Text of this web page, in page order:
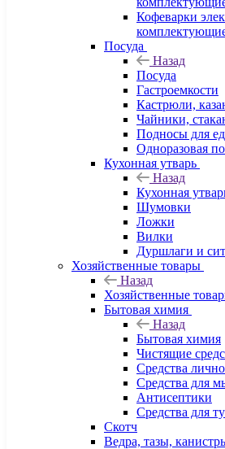
Кофеварки
Посуда
Назад
Посуда
Гастроемкости
Кастрюли,
Чайники,
Подносы для
Одноразовая
Кухонная утварь
Назад
Кухонная
Шумовки
Ложки
Вилки
Дуршлаги и
Хозяйственные товары
Назад
Хозяйственные
Бытовая химия
Назад
Бытовая химия
Чистящие
Средства
Средства для
Антисептики
Средства для
Скотч
Ведра, тазы,